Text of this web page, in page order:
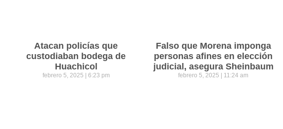
Atacan policías que
custodiaban bodega de
Huachicol
febrero 5, 2025 6:23 pm
Falso que Morena imponga
personas afines en elección
judicial, asegura Sheinbaum
febrero 5, 2025 11:24 am